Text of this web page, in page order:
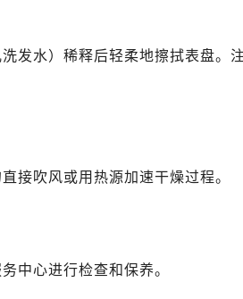
14D（需提前预约）
07室（需提前预约）
10室（需提前预约）
室（需提前预约）
需提前预约）
发水）稀释后轻柔地擦拭表盘。
接吹风或用热源加速干燥过程。
中心进行检查和保养。